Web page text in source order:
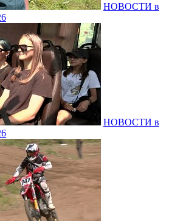
НОВОСТИ в
НОВОСТИ в